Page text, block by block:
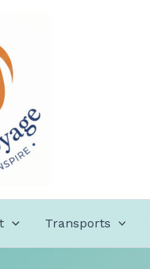
Transports